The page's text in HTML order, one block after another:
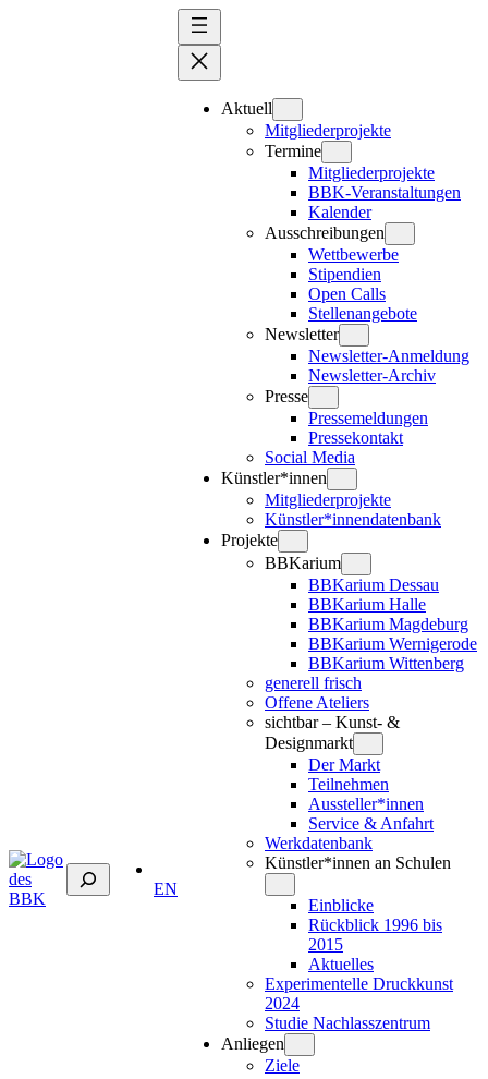
Suchen
EN
Aktuell
Mitgliederprojekte
Termine
Mitgliederprojekte
BBK-Veranstaltungen
Kalender
Ausschreibungen
Wettbewerbe
Stipendien
Open Calls
Stellenangebote
Newsletter
Newsletter-Anmeldung
Newsletter-Archiv
Presse
Pressemeldungen
Pressekontakt
Social Media
Künstler*innen
Mitgliederprojekte
Künstler*innendatenbank
Projekte
BBKarium
BBKarium Dessau
BBKarium Halle
BBKarium Magdeburg
BBKarium Wernigerode
BBKarium Wittenberg
generell frisch
Offene Ateliers
sichtbar – Kunst- &
Designmarkt
Der Markt
Teilnehmen
Aussteller*innen
Service & Anfahrt
Werkdatenbank
Künstler*innen an Schulen
Einblicke
Rückblick 1996 bis
2015
Aktuelles
Experimentelle Druckkunst
2024
Studie Nachlasszentrum
Anliegen
Ziele